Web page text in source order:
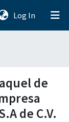
Log In (current)
de
de C.V.